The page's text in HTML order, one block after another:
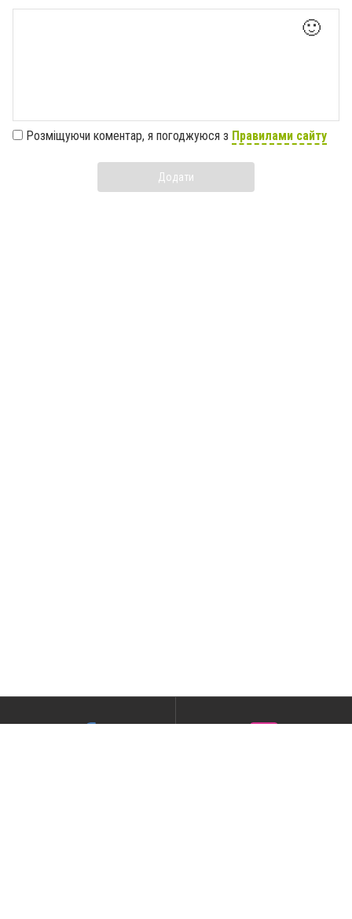
🙂
Розміщуючи коментар, я погоджуюся з Правилами сайту
Додати